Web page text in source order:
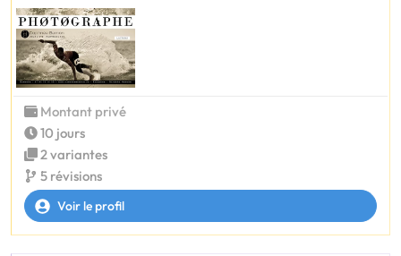
Montant privé
10 jours
2 variantes
5 révisions
Voir le profil